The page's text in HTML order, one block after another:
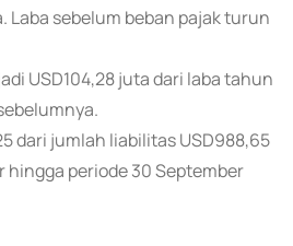
Laba sebelum beban pajak turun
USD104,28 juta dari laba tahun
dari jumlah liabilitas USD988,65
hingga periode 30 September